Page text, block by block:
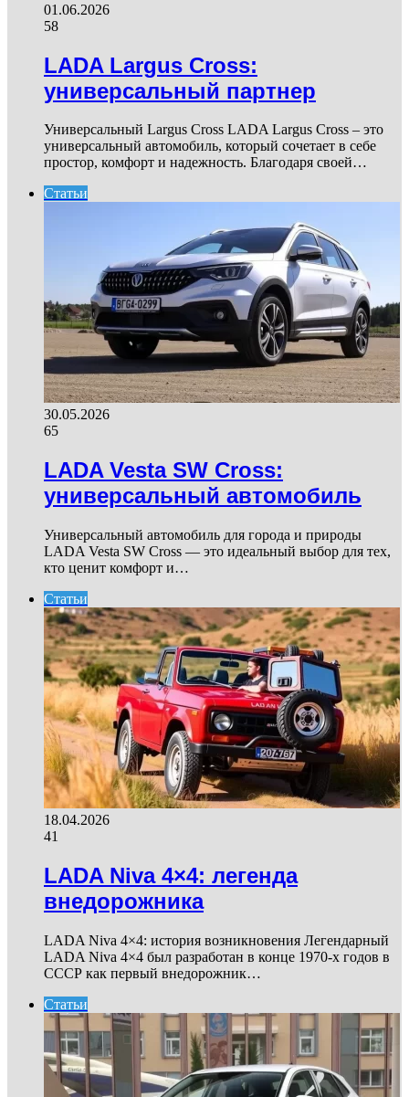
01.06.2026
58
LADA Largus Cross:
универсальный партнер
Универсальный Largus Cross LADA Largus Cross – это
универсальный автомобиль, который сочетает в себе
простор, комфорт и надежность. Благодаря своей…
Статьи
30.05.2026
65
LADA Vesta SW Cross:
универсальный автомобиль
Универсальный автомобиль для города и природы
LADA Vesta SW Cross — это идеальный выбор для тех,
кто ценит комфорт и…
Статьи
18.04.2026
41
LADA Niva 4×4: легенда
внедорожника
LADA Niva 4×4: история возникновения Легендарный
LADA Niva 4×4 был разработан в конце 1970-х годов в
СССР как первый внедорожник…
Статьи